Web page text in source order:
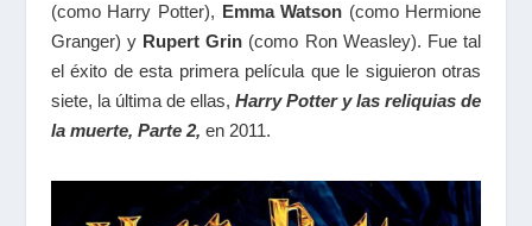
(como Harry Potter), Emma Watson (como Hermione
Granger) y Rupert Grin (como Ron Weasley). Fue tal
el éxito de esta primera película que le siguieron otras
siete, la última de ellas, Harry Potter y las reliquias de
la muerte, Parte 2, en 2011.